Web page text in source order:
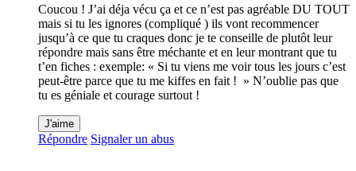
Coucou ! J’ai déja vécu ça et ce n’est pas agréable DU TOUT
mais si tu les ignores (compliqué ) ils vont recommencer
jusqu’à ce que tu craques donc je te conseille de plutôt leur
répondre mais sans être méchante et en leur montrant que tu
t’en fiches : exemple: « Si tu viens me voir tous les jours c’est
peut-être parce que tu me kiffes en fait ! » N’oublie pas que
tu es géniale et courage surtout !
J'aime
Répondre Signaler un abus